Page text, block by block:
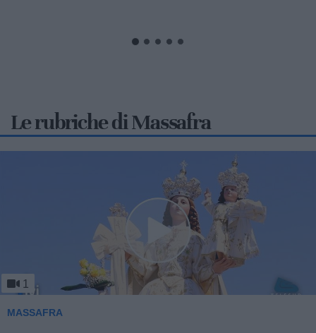
Le rubriche di Massafra
1
MASSAFRA